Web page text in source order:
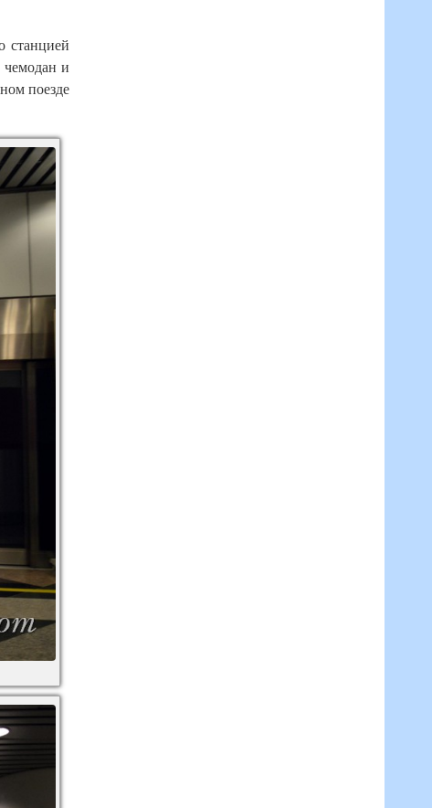
станцией
чемодан и
поезде